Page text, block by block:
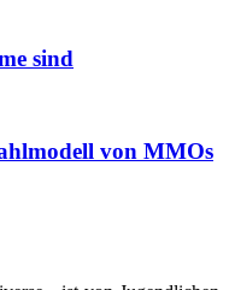
sind
von MMOs